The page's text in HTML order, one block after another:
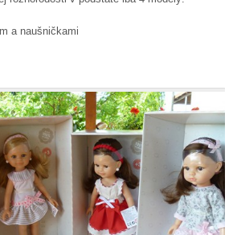
a naušničkami